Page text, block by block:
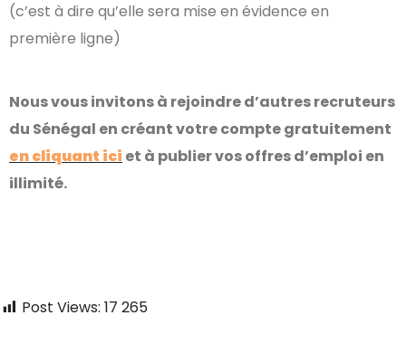
(c’est à dire qu’elle sera mise en évidence en
première ligne)
Nous vous invitons à rejoindre d’autres recruteurs
du Sénégal en créant votre compte gratuitement
en cliquant ici et à publier vos offres d’emploi en
illimité.
Post Views: 17 265